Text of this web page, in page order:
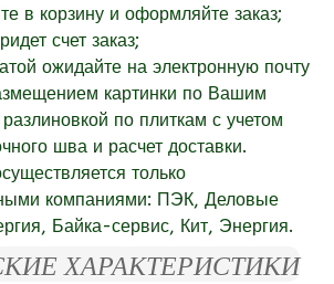
в корзину и оформляйте заказ;
счет заказ;
ожидайте на электронную почту
картинки по Вашим
по плиткам с учетом
шва и расчет доставки.
только
компаниями: ПЭК, Деловые
Байка-сервис, Кит, Энергия.
ХАРАКТЕРИСТИКИ